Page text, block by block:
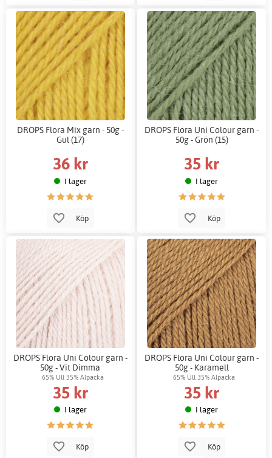
DROPS Flora Mix garn - 50g -
Gul (17)
36 kr
I lager
Köp
DROPS Flora Uni Colour garn -
50g - Grön (15)
35 kr
I lager
Köp
DROPS Flora Uni Colour garn -
50g - Vit Dimma
65% Ull 35% Alpacka
35 kr
I lager
Köp
DROPS Flora Uni Colour garn -
50g - Karamell
65% Ull 35% Alpacka
35 kr
I lager
Köp